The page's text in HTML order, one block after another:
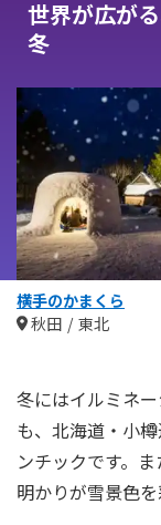
世界が広がる
冬
横手のかまくら
秋田
東北
冬にはイルミネ
も、北海道・小
ンチックです。
明かりが雪景色を